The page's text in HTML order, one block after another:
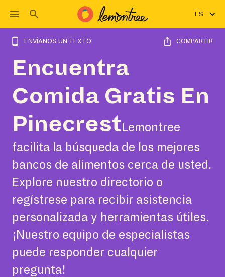
ES
ENVÍANOS UN TEXTO COMPARTIR
Encuentra
Comida Gratis En
Pinecrest Lemontree
facilita la búsqueda de los mejores
bancos de alimentos cerca de usted.
Explore nuestro directorio o
regístrese para recibir asistencia
personalizada y herramientas útiles.
¡Nuestro equipo de especialistas
puede responder cualquier
pregunta!